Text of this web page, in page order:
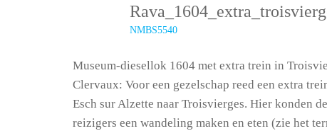
NMBS5540
Museum-diesellok 1604 met extra trein in
Clervaux: Voor een gezelschap reed een extra
Esch sur Alzette naar Troisvierges. Hier konden de
reizigers een wandeling maken en eten (zie het